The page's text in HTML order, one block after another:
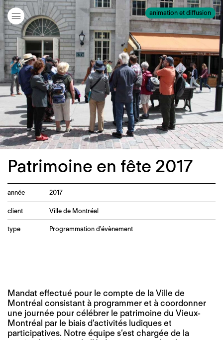
animation et diffusion
Patrimoine en fête 2017
année 2017
client Ville de Montréal
type Programmation d'évènement
Mandat effectué pour le compte de la Ville de
Montréal consistant à programmer et à coordonner
une journée pour célébrer le patrimoine du Vieux-
Montréal par le biais d’activités ludiques et
participatives. Notre équipe s’est chargée de la